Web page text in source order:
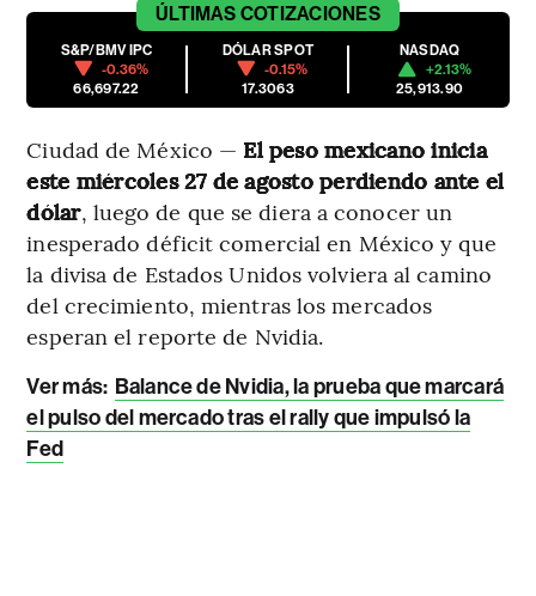
ÚLTIMAS COTIZACIONES
S&P/BMV IPC
-0.36%
66,697.22
DÓLAR SPOT
-0.15%
17.3063
NASDAQ
+2.13%
25,913.90
Ciudad de México — El peso mexicano inicia
este miércoles 27 de agosto perdiendo ante el
dólar, luego de que se diera a conocer un
inesperado déficit comercial en México y que
la divisa de Estados Unidos volviera al camino
del crecimiento, mientras los mercados
esperan el reporte de Nvidia.
Ver más: Balance de Nvidia, la prueba que marcará
el pulso del mercado tras el rally que impulsó la
Fed